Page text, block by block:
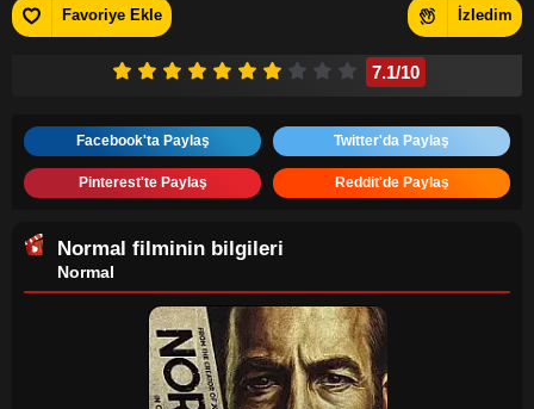
Favoriye Ekle İzledim
7.1/10
Facebook'ta Paylaş Twitter'da Paylaş
Pinterest'te Paylaş Reddit'de Paylaş
Normal filminin bilgileri
Normal